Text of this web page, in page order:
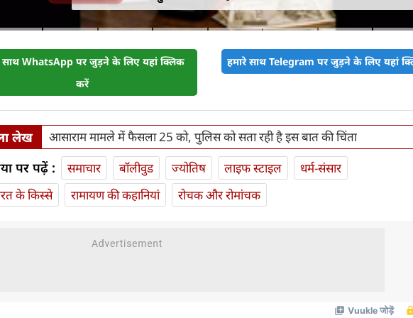
साथ WhatsApp पर जुड़ने के लिए यहां क्लिक
करें
हमारे साथ Telegram पर जुड़ने के लिए यहां
लेख आसाराम मामले में फैसला 25 को, पुलिस को सता रही है इस बात की चिंता
पर पढ़ें : समाचार बॉलीवुड ज्योतिष लाइफ स्‍टाइल
धर्म-संसार
के किस्से
रामायण की कहानियां रोचक और रोमांचक